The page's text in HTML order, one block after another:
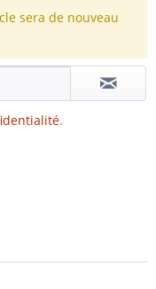
sera de nouveau
.